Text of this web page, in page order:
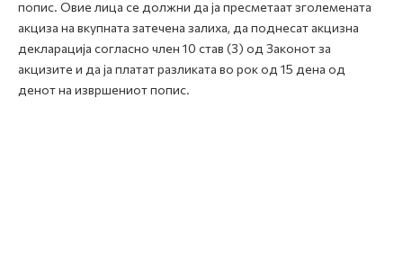
попис. Овие лица се должни да ја пресметаат зголемената
акциза на вкупната затечена залиха, да поднесат акцизна
декларација согласно член 10 став (3) од Законот за
акцизите и да ја платат разликата во рок од 15 дена од
денот на извршениот попис.